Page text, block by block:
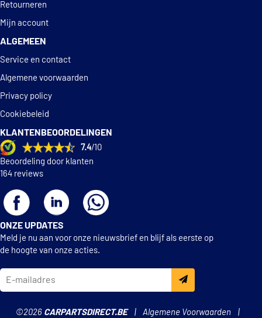
Retourneren
Mijn account
ALGEMEEN
Service en contact
Algemene voorwaarden
Privacy policy
Cookiebeleid
KLANTENBEOORDELINGEN
7.4/10
Beoordeling door klanten
164 reviews
ONZE UPDATES
Meld je nu aan voor onze nieuwsbrief en blijf als eerste op
de hoogte van onze acties.
©2026 CARPARTSDIRECT.BE Algemene Voorwaarden